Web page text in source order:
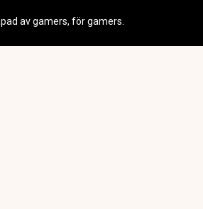
av gamers, för gamers.